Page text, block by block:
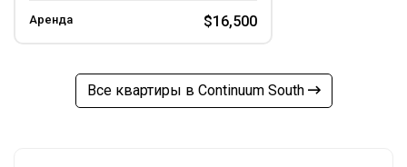
Аренда $16,500
Все квартиры в Continuum South